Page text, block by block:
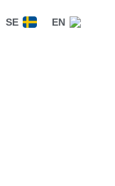
SE EN